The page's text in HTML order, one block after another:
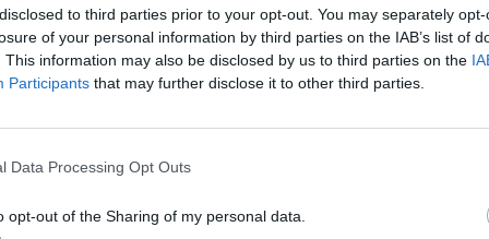
to third parties prior to your opt-out. You may separately
of your personal information by third parties on the IAB’s list of
This information may also be disclosed by us to third parties on the
Participants that may further disclose it to other third parties.
Data Processing Opt Outs
opt-out of the Sharing of my personal data.
τόσο πολύ, μωρό μου» έγραψε η Nicola στη
«Δεν θα μπορούσα να φανταστώ
έχω ονειρευτεί και είμαι πολύ
μου μαζί σου. Σήμερα ήταν τόσο φανταστικά
μας! Εύχομαι σε όλους ένα όμορφο